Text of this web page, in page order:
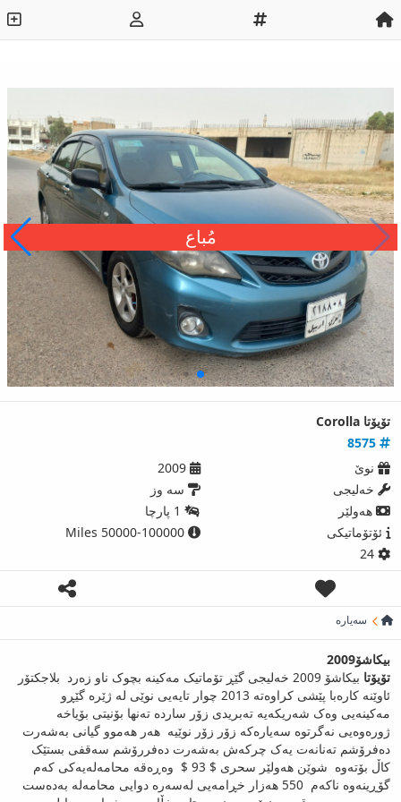
مُباع
تۆیۆتا Corolla
نوێ
خەلیجی
سه وز
ھەولێر
ئۆتۆماتیکی
سەیارە
بیکاشۆ2009
تۆیۆتا
بیکاشۆ 2009 خەلیجی گێڕ تۆماتیک مەکینە بچوک ناو زەرد بلاجکتۆر
ئاوێنە کارەبا پێشی کراوەتە 2013 چوار تایەیی نوێی لە ژێرە گێڕو
مەکینەیی وەک شەریکەیە تەبریدی زۆر ساردە تەنها بۆنیتی بۆیاخە
ژورەوەیی نەگرتوە سەیارەکە زۆر زۆر نوێیە هەر هەموو گیانی بەشەرت
دەفرۆشم تەنانەت یەک چرکەش بەشەرت دەفررۆشم سەقفی بستێک
کاڵ بۆتەوە شوێن هەولێر سحری $ 93 $ وەڕەقە محامەلەیەکی کەم
گۆڕینەوە ناکەم 550 هەزار خڕامەیی لەسەرە دوایی محامەلە بەدەست